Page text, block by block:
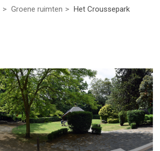
Groene ruimten Het Croussepark